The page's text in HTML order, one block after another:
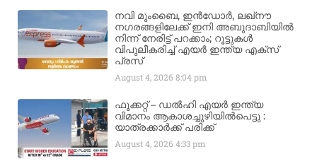
നവി മുംബൈ, ഇൻഡോർ, ലഖ്നൗ
നഗരങ്ങളിലേക്ക് ഇനി അബുദാബിയിൽ
നിന്ന് നേരിട്ട് പറക്കാം; റൂട്ടുകൾ
വിപുലീകരിച്ച് എയർ ഇന്ത്യ എക്സ്
പ്രസ്
August 4, 20268:04 pm
ഫൂക്കറ്റ് – ഡൽഹി എയര്‍ ഇന്ത്യ
വിമാനം ആകാശച്ചുഴിയില്‍പെട്ടു :
യാത്രക്കാര്‍ക്ക് പരിക്ക്
August 4, 20264:33 pm